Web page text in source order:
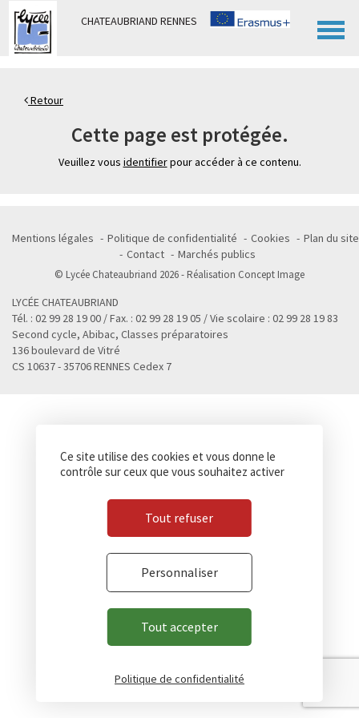
CHATEAUBRIAND RENNES
Retour
Cette page est protégée.
Veuillez vous identifierpour accéder à ce contenu.
Mentions légales Politique de confidentialité Cookies
Plan du site
Contact
Marchés publics
© Lycée Chateaubriand 2026 - Réalisation Concept Image
LYCÉE CHATEAUBRIAND
Tél. : 02 99 28 19 00 / Fax. : 02 99 28 19 05 / Vie scolaire : 02 99 28 19 83
Second cycle, Abibac, Classes préparatoires
136 boulevard de Vitré
CS 10637 - 35706 RENNES Cedex 7
Panneau de gestion des cookies
Ce site utilise des cookies et vous donne le
contrôle sur ceux que vous souhaitez activer
Tout accepter
Tout refuser
Personnaliser
Politique de confidentialité